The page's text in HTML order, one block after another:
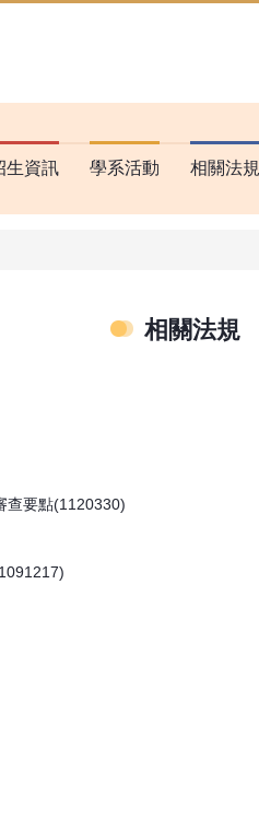
生資訊 學系活動 相關法規
相關法規
查要點(1120330)